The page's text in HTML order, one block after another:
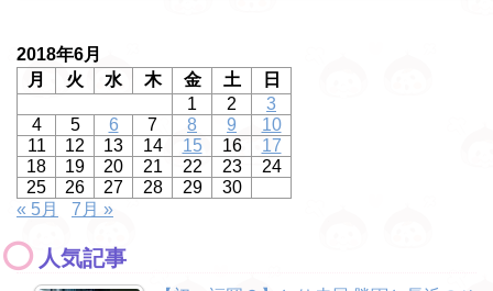
2018年6月
月
火 水 木 金 土
日
1
2
3
4
5 6 7 8 9
10
11
12 13 14 15 16
17
18
19 20 21 22 23
24
25
26 27 28 29
30
« 5月
7月 »
人気記事